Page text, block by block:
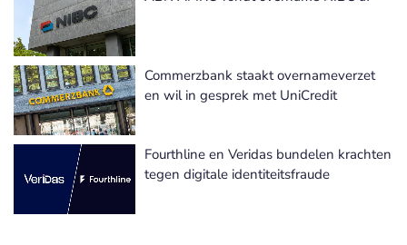
Commerzbank staakt overnameverzet
en wil in gesprek met UniCredit
Fourthline en Veridas bundelen krachten
tegen digitale identiteitsfraude